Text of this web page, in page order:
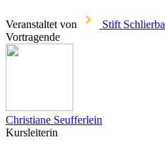
Veranstaltet von
Stift
Vortragende
Christiane Seufferlein
Kursleiterin